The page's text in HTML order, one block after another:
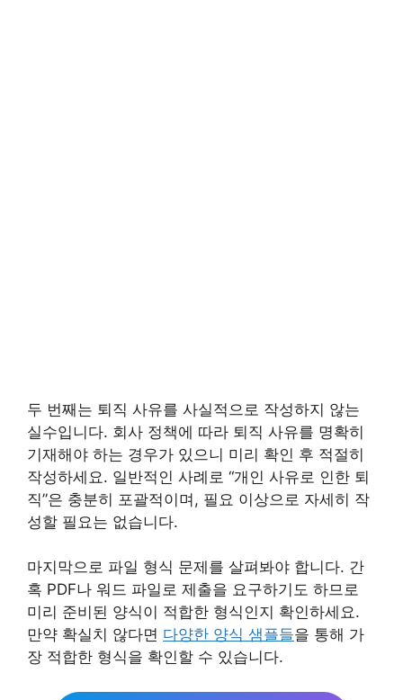
두 번째는 퇴직 사유를 사실적으로 작성하지 않는
실수입니다. 회사 정책에 따라 퇴직 사유를 명확히
기재해야 하는 경우가 있으니 미리 확인 후 적절히
작성하세요. 일반적인 사례로 “개인 사유로 인한 퇴
직”은 충분히 포괄적이며, 필요 이상으로 자세히 작
성할 필요는 없습니다.
마지막으로 파일 형식 문제를 살펴봐야 합니다. 간
혹 PDF나 워드 파일로 제출을 요구하기도 하므로
미리 준비된 양식이 적합한 형식인지 확인하세요.
만약 확실치 않다면 다양한 양식 샘플들을 통해 가
장 적합한 형식을 확인할 수 있습니다.